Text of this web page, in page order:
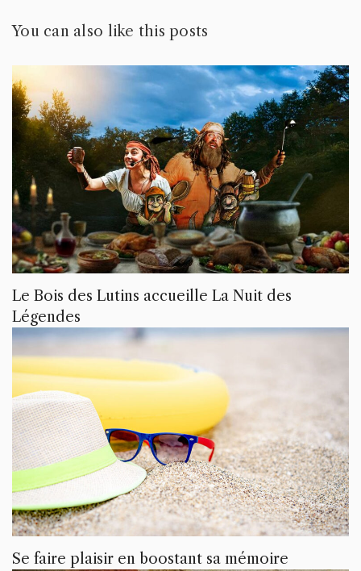
You can also like this posts
Le Bois des Lutins accueille La Nuit des
Légendes
Se faire plaisir en boostant sa mémoire